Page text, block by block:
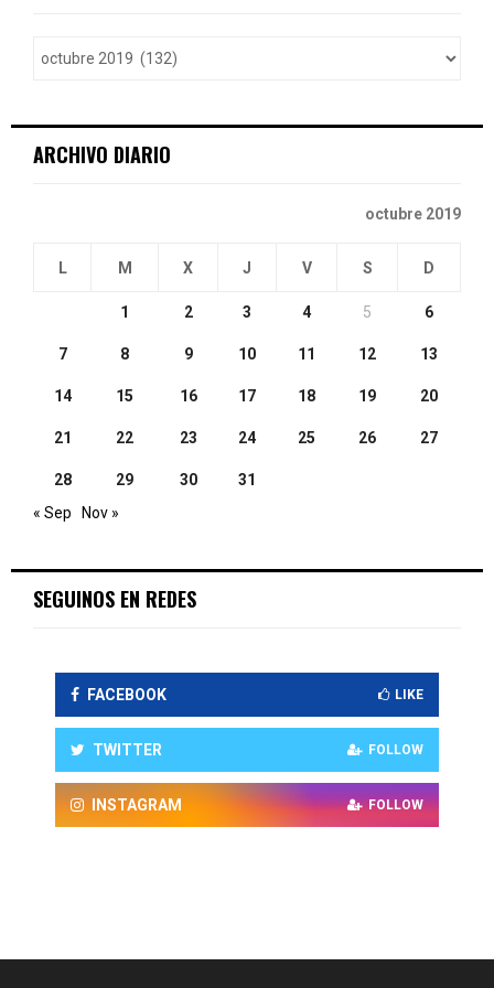
ARCHIVO DIARIO
octubre 2019
L M X J V S D
1 2 3 4 5 6
7 8 9 10 11 12 13
14 15 16 17 18 19 20
21 22 23 24 25 26 27
28 29 30
31
« Sep
Nov »
SEGUINOS EN REDES
FACEBOOK LIKE
TWITTER FOLLOW
INSTAGRAM FOLLOW